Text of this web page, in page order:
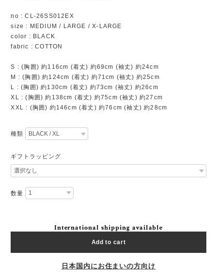
no : CL-26SS012EX
size : MEDIUM / LARGE / X-LARGE
color : BLACK
fabric : COTTON
S : (胸囲) 約116cm (着丈) 約69cm (袖丈) 約24cm
M : (胸囲) 約124cm (着丈) 約71cm (袖丈) 約25cm
L : (胸囲) 約130cm (着丈) 約73cm (袖丈) 約26cm
XL : (胸囲) 約138cm (着丈) 約75cm (袖丈) 約27cm
XXL : (胸囲) 約146cm (着丈) 約76cm (袖丈) 約28cm
種類
ギフトラッピング
数量
International shipping available
Add to cart
日本国内にお住まいの方向け